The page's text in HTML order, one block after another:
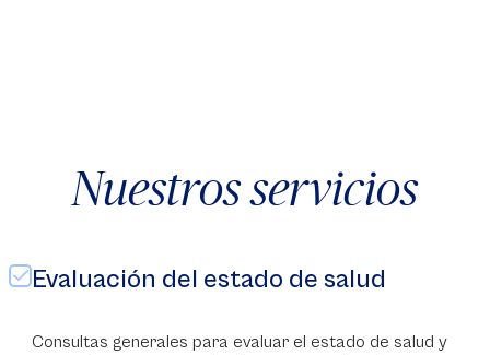
Nuestros servicios
Evaluación del estado de salud
Consultas generales para evaluar el estado de salud y